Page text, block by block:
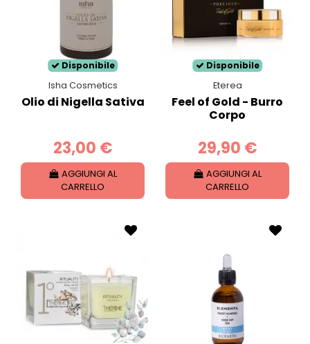
Disponibile
Isha Cosmetics
Olio di Nigella Sativa
23,00 €
AGGIUNGI AL
CARRELLO
Disponibile
Eterea
Feel of Gold - Burro
Corpo
29,90 €
AGGIUNGI AL
CARRELLO